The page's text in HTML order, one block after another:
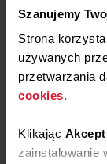
Szanujemy
Strona
używanych
przetwarzania
cookies.
Klikając
zainstalowanie